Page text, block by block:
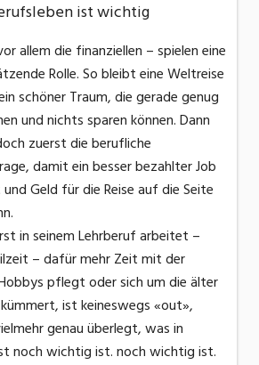
ist wichtig
allem die finanziellen – spielen eine
Rolle. So bleibt eine Weltreise
schöner Traum, die gerade genug
und nichts sparen können. Dann
zuerst die berufliche
damit ein besser bezahlter Job
Geld für die Reise auf die Seite
in seinem Lehrberuf arbeitet –
– dafür mehr Zeit mit der
pflegt oder sich um die älter
ist keineswegs «out»,
genau überlegt, was in
noch wichtig ist. noch wichtig ist.